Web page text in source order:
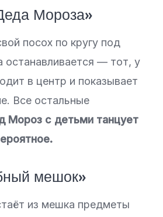
Мороза»
посох по кругу под
останавливается — тот, у
в центр и показывает
Все остальные
Мороз с детьми танцует
мешок»
из мешка предметы